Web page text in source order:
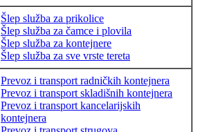
Šlep služba za prikolice
Šlep služba za čamce i plovila
Šlep služba za kontejnere
Šlep služba za sve vrste tereta
Prevoz i transport radničkih kontejnera
Prevoz i transport skladišnih kontejnera
Prevoz i transport kancelarijskih
kontejnera